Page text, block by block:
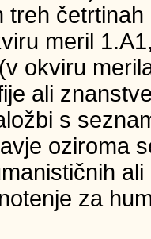
treh
meril
okviru
ali
s
oziroma
za